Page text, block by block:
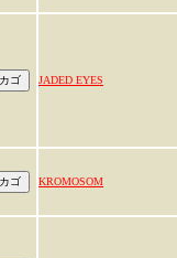
JADED EYES
KROMOSOM